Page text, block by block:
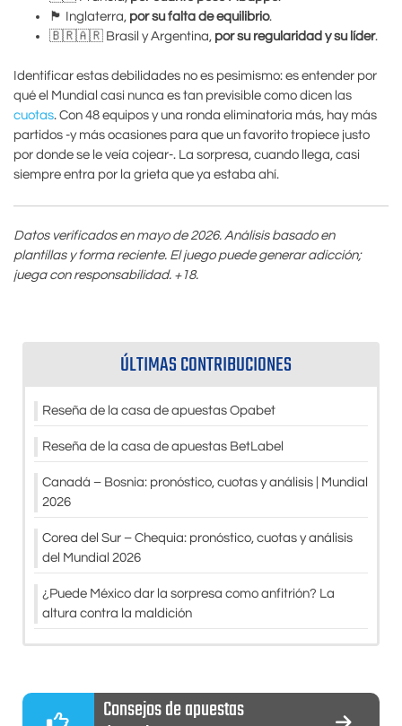
🏴󠁧󠁢󠁥󠁮󠁧󠁿 Inglaterra, por su falta de equilibrio.
🇧🇷🇦🇷 Brasil y Argentina, por su regularidad y su líder.
Identificar estas debilidades no es pesimismo: es entender por
qué el Mundial casi nunca es tan previsible como dicen las
cuotas. Con 48 equipos y una ronda eliminatoria más, hay más
partidos -y más ocasiones para que un favorito tropiece justo
por donde se le veía cojear-. La sorpresa, cuando llega, casi
siempre entra por la grieta que ya estaba ahí.
Datos verificados en mayo de 2026. Análisis basado en
plantillas y forma reciente. El juego puede generar adicción;
juega con responsabilidad. +18.
ÚLTIMAS CONTRIBUCIONES
Reseña de la casa de apuestas Opabet
Reseña de la casa de apuestas BetLabel
Canadá – Bosnia: pronóstico, cuotas y análisis | Mundial
2026
Corea del Sur – Chequia: pronóstico, cuotas y análisis
del Mundial 2026
¿Puede México dar la sorpresa como anfitrión? La
altura contra la maldición
Consejos de apuestas